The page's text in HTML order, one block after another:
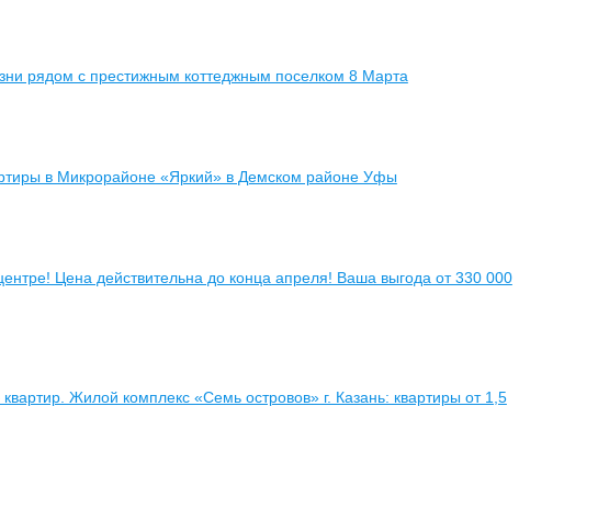
рядом с престижным коттеджным поселком 8 Марта
в Микрорайоне «Яркий» в Демском районе Уфы
Цена действительна до конца апреля! Ваша выгода от 330 000
Жилой комплекс «Семь островов» г. Казань: квартиры от 1,5